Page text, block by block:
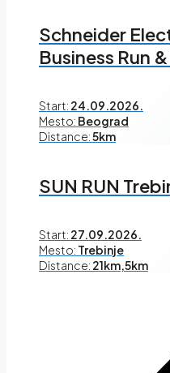
Schneider
Business Run
Start: 24.09.2026.
Mesto: Beograd
Distance:5km
SUN RUN
Start: 27.09.2026.
Mesto: Trebinje
Distance: 21km,5km